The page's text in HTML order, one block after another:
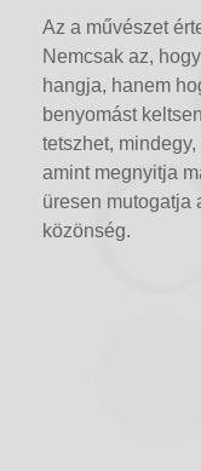
Az a művészet
Nemcsak az,
hangja, hanem
benyomást
tetszhet,
amint megnyitja
üresen mutogatja
közönség.